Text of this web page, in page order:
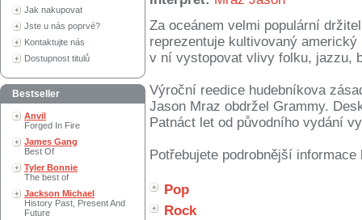
Jak nakupovat
Jste u nás poprvé?
Kontaktujte nás
Dostupnost titulů
Bestseller
Anvil
Forged In Fire
James Gang
Best Of
Tyler Bonnie
The best of
Jackson Michael
History Past, Present And
Future
Za oceánem velmi populární
reprezentuje kultivovaný
v ní vystopovat vlivy folku, jazzu,
Výroční reedice hudebníkova
Jason Mraz obdržel Grammy.
Patnáct let od původního vydání
Potřebujete podrobnější
Pop
Rock